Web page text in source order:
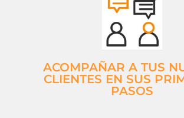
ACOMPAÑAR A TUS
CLIENTES EN SUS
PASOS